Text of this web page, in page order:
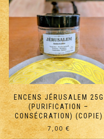
ENCENS JÉRUSALEM 25G
(PURIFICATION –
CONSÉCRATION) (COPIE)
7,00€